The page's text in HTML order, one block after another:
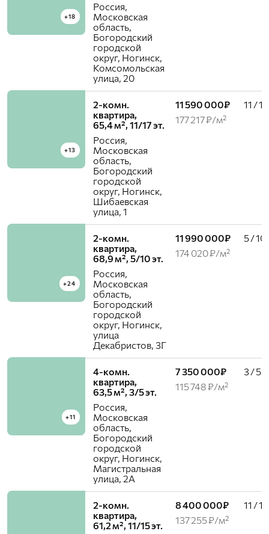
+18
Россия,
Московская
область,
Богородский
городской
округ, Ногинск,
Комсомольская
улица, 20
+13
2-комн.
квартира,
65,4 м², 11/17 эт.
Россия,
Московская
область,
Богородский
городской
округ, Ногинск,
Шибаевская
улица, 1
11 590 000₽
177 217 ₽/м²
11 / 17
+24
2-комн.
квартира,
68,9 м², 5/10 эт.
Россия,
Московская
область,
Богородский
городской
округ, Ногинск,
улица
Декабристов, 3Г
11 990 000₽
174 020 ₽/м²
5 / 10
+11
4-комн.
квартира,
63,5 м², 3/5 эт.
Россия,
Московская
область,
Богородский
городской
округ, Ногинск,
Магистральная
улица, 2А
7 350 000₽
115 748 ₽/м²
3 / 5
2-комн.
квартира,
61,2 м², 11/15 эт.
8 400 000₽
137 255 ₽/м²
11 / 15